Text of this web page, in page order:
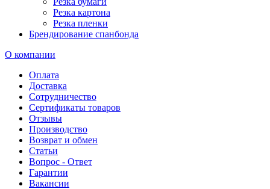
Резка картона
Резка пленки
Брендирование спанбонда
О компании
Оплата
Доставка
Сотрудничество
Сертификаты товаров
Отзывы
Производство
Возврат и обмен
Статьи
Вопрос - Ответ
Гарантии
Вакансии